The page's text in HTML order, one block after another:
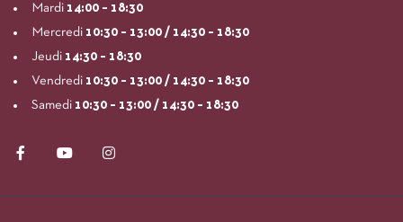
Mardi 14:00 – 18:30
Mercredi 10:30 – 13:00 / 14:30 – 18:30
Jeudi 14:30 – 18:30
Vendredi 10:30 – 13:00 / 14:30 – 18:30
Samedi 10:30 – 13:00 / 14:30 – 18:30